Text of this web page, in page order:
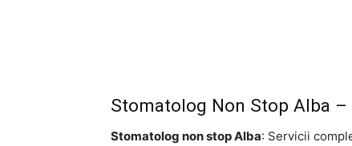
Stomatolog Non Stop Alba –
Stomatolog non stop Alba: Servicii